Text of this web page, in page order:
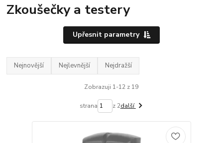
Zkoušečky a testery
Upřesnit parametry
Nejnovější Nejlevnější Nejdražší
Zobrazuji 1-12 z 19
strana z 2další